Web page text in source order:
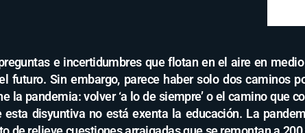
e incertidumbres que flotan en el aire en
futuro. Sin embargo, parece haber solo dos caminos
la pandemia: volver ‘a lo de siempre’ o el camino que
esta disyuntiva no está exenta la educación. La